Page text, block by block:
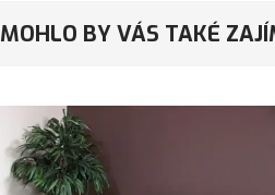
MOHLO BY VÁS TAKÉ